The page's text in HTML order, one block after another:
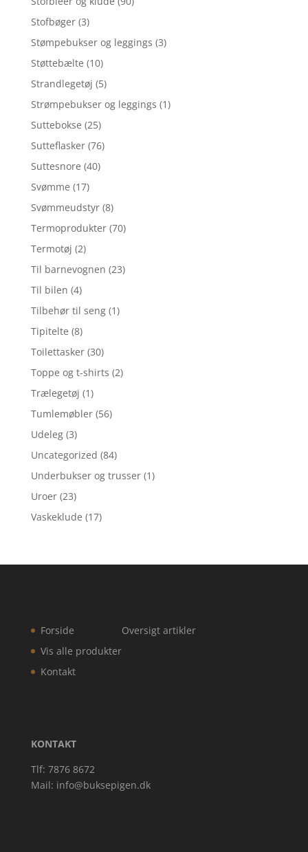
Stofbøger (3)
Stømpebukser og leggings (3)
Støttebælte (10)
Strandlegetøj (5)
Strømpebukser og leggings (1)
Suttebokse (25)
Sutteflasker (76)
Suttesnore (40)
Svømme (17)
Svømmeudstyr (8)
Termoprodukter (70)
Termotøj (2)
Til barnevognen (23)
Til bilen (4)
Tilbehør til seng (1)
Tipitelte (8)
Toilettasker (30)
Toppe og t-shirts (2)
Trælegetøj (1)
Tumlemøbler (56)
Udeleg (3)
Uncategorized (84)
Underbukser og trusser (1)
Uroer (23)
Vaskeklude (17)
Forside
Vis alle produkter
Kontakt
Oversigt artikler
KONTAKT
Tlf: 7876 8672
Mail: info@buksepigen.dk